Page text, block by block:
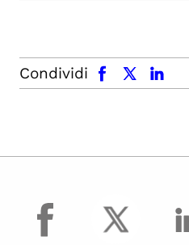
Condividi
facebook x.com linkedin
facebook